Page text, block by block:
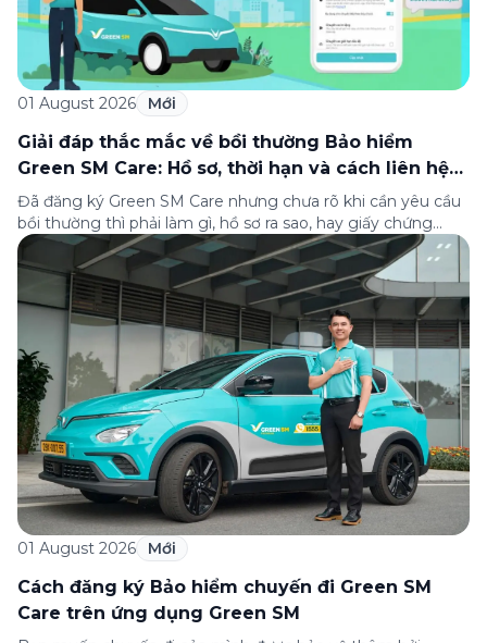
01 August 2026 Mới
Giải đáp thắc mắc về bồi thường Bảo hiểm
Green SM Care: Hồ sơ, thời hạn và cách liên hệ
hỗ trợ
Đã đăng ký Green SM Care nhưng chưa rõ khi cần yêu cầu
bồi thường thì phải làm gì, hồ sơ ra sao, hay giấy chứng
nhận bảo hiểm tìm ở đâu? Bài viết này tổng hợp đầy đủ các
câu hỏi thường gặp nhất về quy trình bồi thường và hỗ trợ
của Green […]
01 August 2026 Mới
Cách đăng ký Bảo hiểm chuyến đi Green SM
Care trên ứng dụng Green SM